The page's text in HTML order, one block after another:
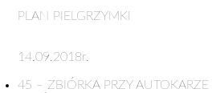
PLAN PIELGRZYMKI
14.09.2018r.
45 – ZBIÓRKA PRZY AUTOKARZE